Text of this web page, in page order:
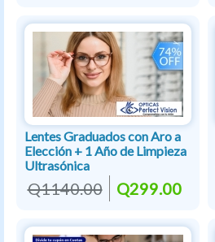
Lentes Graduados con Aro a
Elección + 1 Año de Limpieza
Ultrasónica
Q1140.00 Q299.00